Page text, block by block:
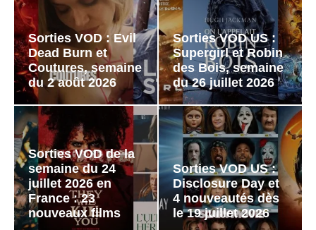
Sorties VOD : Evil
Dead Burn et
Coutures, semaine
du 2 août 2026
Sorties VOD US :
Supergirl et Robin
des Bois, semaine
du 26 juillet 2026
Sorties VOD de la
semaine du 24
juillet 2026 en
France : 23
nouveaux films
Sorties VOD US :
Disclosure Day et
4 nouveautés dès
le 19 juillet 2026